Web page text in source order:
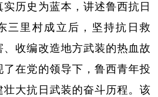
史为蓝本，讲述鲁西抗日
三里村成立后，坚持抗日救
、收编改造地方武装的热血故
了在党的领导下，鲁西青年投
壮大抗日武装的奋斗历程。该